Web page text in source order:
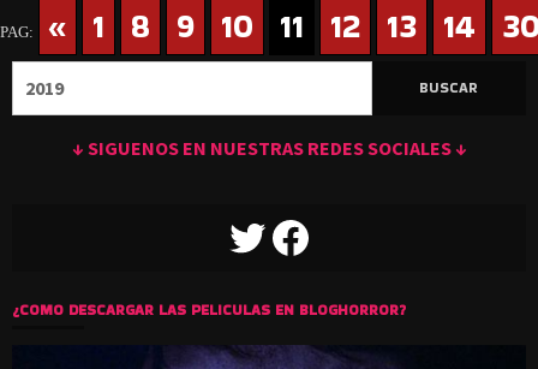
PAG: « 1 8 9 10 11 12 13 14
↓ SIGUENOS EN NUESTRAS REDES SOCIALES ↓
TWITTERFACEBOOK
¿COMO DESCARGAR LAS PELICULAS EN BLOGHORROR?